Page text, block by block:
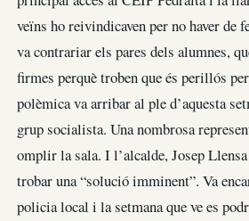
veïns ho reivindicaven per no haver de
va contrariar els pares dels alumnes,
firmes perquè troben que és perillós
polèmica va arribar al ple d’aquesta
grup socialista. Una nombrosa
omplir la sala. I l’alcalde, Josep
trobar una “solució imminent”. Va
policia local i la setmana que ve es